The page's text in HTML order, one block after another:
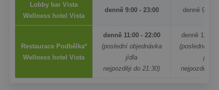
Lobby bar Vista
Wellness hotel Vista
denně 9:00 - 23:00 denně 9:00
Restaurace Podbělka*
Wellness hotel Vista
denně 11:00 - 22:00
(poslední objednávka
jídla
nejpozději do 21:30)
denně 11:00
(poslední
jídla
nejpozději